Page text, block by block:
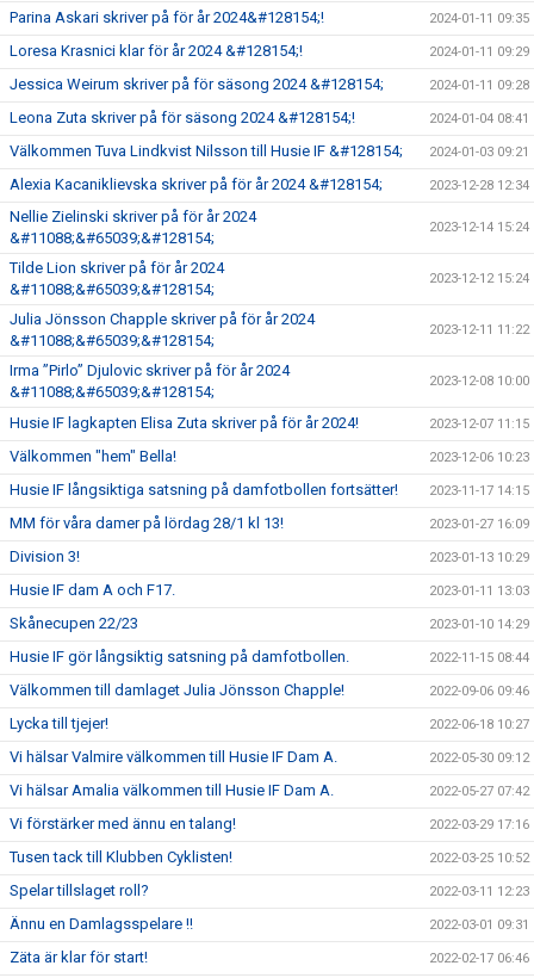
Parina Askari skriver på för år 2024&#128154;! 2024-01-11 09:35
Loresa Krasnici klar för år 2024 &#128154;! 2024-01-11 09:29
Jessica Weirum skriver på för säsong 2024 &#128154; 2024-01-11 09:28
Leona Zuta skriver på för säsong 2024 &#128154;! 2024-01-04 08:41
Välkommen Tuva Lindkvist Nilsson till Husie IF &#128154; 2024-01-03 09:21
Alexia Kacaniklievska skriver på för år 2024 &#128154; 2023-12-28 12:34
Nellie Zielinski skriver på för år 2024
&#11088;&#65039;&#128154;
2023-12-14 15:24
Tilde Lion skriver på för år 2024
&#11088;&#65039;&#128154;
2023-12-12 15:24
Julia Jönsson Chapple skriver på för år 2024
&#11088;&#65039;&#128154;
2023-12-11 11:22
Irma ”Pirlo” Djulovic skriver på för år 2024
&#11088;&#65039;&#128154;
2023-12-08 10:00
Husie IF lagkapten Elisa Zuta skriver på för år 2024! 2023-12-07 11:15
Välkommen "hem" Bella! 2023-12-06 10:23
Husie IF långsiktiga satsning på damfotbollen fortsätter! 2023-11-17 14:15
MM för våra damer på lördag 28/1 kl 13! 2023-01-27 16:09
Division 3! 2023-01-13 10:29
Husie IF dam A och F17. 2023-01-11 13:03
Skånecupen 22/23 2023-01-10 14:29
Husie IF gör långsiktig satsning på damfotbollen. 2022-11-15 08:44
Välkommen till damlaget Julia Jönsson Chapple! 2022-09-06 09:46
Lycka till tjejer! 2022-06-18 10:27
Vi hälsar Valmire välkommen till Husie IF Dam A. 2022-05-30 09:12
Vi hälsar Amalia välkommen till Husie IF Dam A. 2022-05-27 07:42
Vi förstärker med ännu en talang! 2022-03-29 17:16
Tusen tack till Klubben Cyklisten! 2022-03-25 10:52
Spelar tillslaget roll? 2022-03-11 12:23
Ännu en Damlagsspelare !! 2022-03-01 09:31
Zäta är klar för start! 2022-02-17 06:46